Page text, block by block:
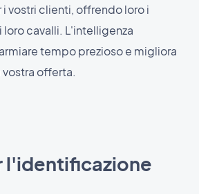
i vostri clienti, offrendo loro i
loro cavalli. L'intelligenza
tempo prezioso e migliora
offerta.
l'identificazione